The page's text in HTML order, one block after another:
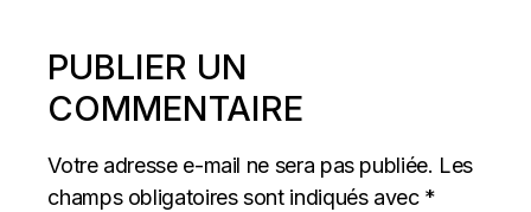
PUBLIER UN
COMMENTAIRE
Votre adresse e-mail ne sera pas publiée. Les
champs obligatoires sont indiqués avec *